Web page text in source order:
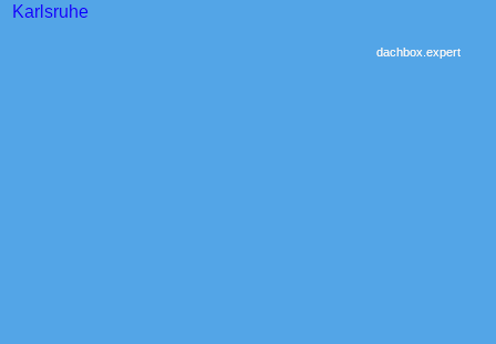
Karlsruhe
dachbox.expert